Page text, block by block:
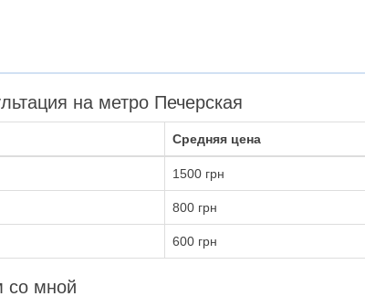
на метро Печерская
Средняя цена
1500 грн
800 грн
600 грн
со мной